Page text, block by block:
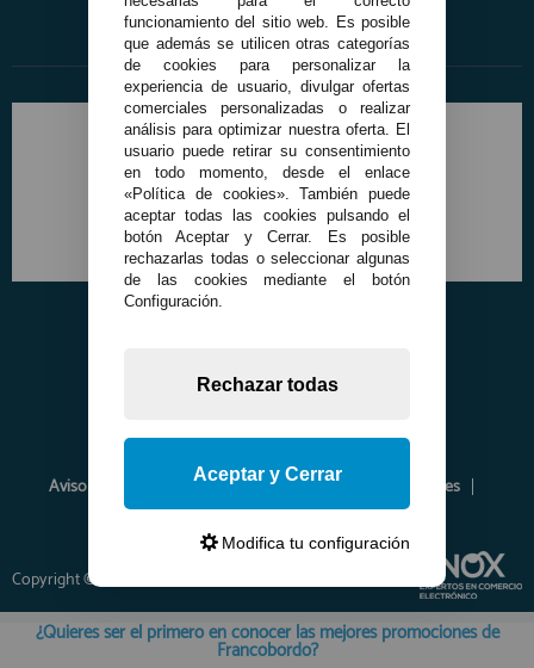
Aviso Legal Política de Privacidad
Política de Cookies
Envíos y Devoluciones
Opiniones
Copyright © 2026 www.francobordo.com
funcionamiento del sitio web. Es posible
que además se utilicen otras categorías
de cookies para personalizar la
experiencia de usuario, divulgar ofertas
comerciales personalizadas o realizar
análisis para optimizar nuestra oferta. El
usuario puede retirar su consentimiento
en todo momento, desde el enlace
«Política de cookies». También puede
aceptar todas las cookies pulsando el
botón Aceptar y Cerrar. Es posible
rechazarlas todas o seleccionar algunas
de las cookies mediante el botón
Configuración.
Rechazar todas
Aceptar y Cerrar
Modifica tu configuración
¿Quieres ser el primero en conocer las mejores promociones de
Francobordo?